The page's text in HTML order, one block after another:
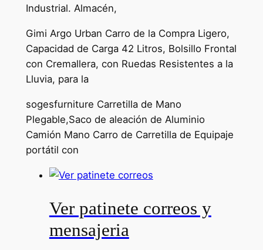
Industrial. Almacén,
Gimi Argo Urban Carro de la Compra Ligero,
Capacidad de Carga 42 Litros, Bolsillo Frontal
con Cremallera, con Ruedas Resistentes a la
Lluvia, para la
sogesfurniture Carretilla de Mano
Plegable,Saco de aleación de Aluminio
Camión Mano Carro de Carretilla de Equipaje
portátil con
Ver patinete correos y
mensajeria